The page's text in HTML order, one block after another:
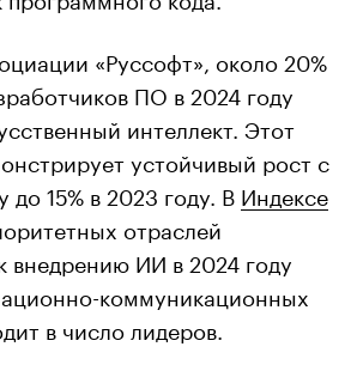
«Руссофт», около 20%
ПО в 2024 году
интеллект. Этот
устойчивый рост с
до 15% в 2023 году. В Индексе
отраслей
внедрению ИИ в 2024 году
коммуникационных
в число лидеров.